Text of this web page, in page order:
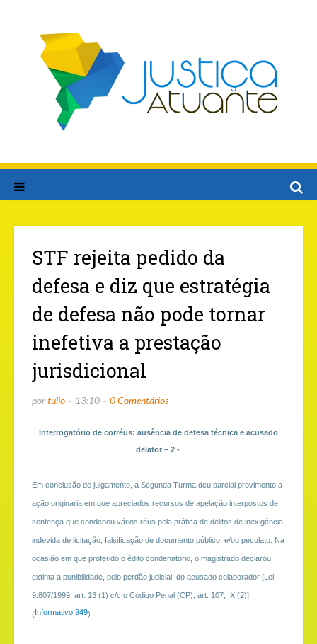
STF rejeita pedido da
defesa e diz que estratégia
de defesa não pode tornar
inefetiva a prestação
jurisdicional
portulio 13:10 0 Comentários
Interrogatório de corréus: ausência de defesa técnica e acusado
delator – 2 -
Em conclusão de julgamento, a Segunda Turma deu parcial provimento a
ação originária em que apreciados recursos de apelação interpostos de
sentença que condenou vários réus pela prática de delitos de inexigência
indevida de licitação; falsificação de documento público; e/ou peculato. Na
ocasião em que proferido o édito condenatório, o magistrado declarou
extinta a punibilidade, pelo perdão judicial, do acusado colaborador [Lei
9.807/1999, art. 13 (1) c/c o Código Penal (CP), art. 107, IX (2)]
( Informativo 949).